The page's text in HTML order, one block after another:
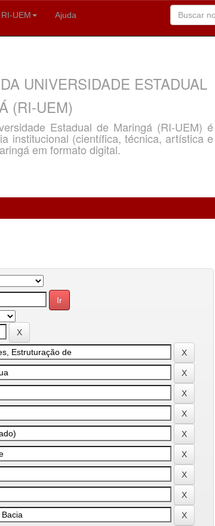
UEM Ajuda
UNIVERSIDADE ESTADUAL
(RI-UEM)
Estadual de Maringá (RI-UEM) é
institucional (científica, técnica, artística e
em formato digital.